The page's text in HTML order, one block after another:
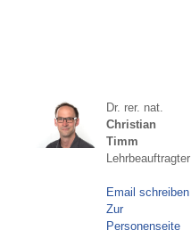
Dr. rer. nat.
Christian
Timm
Lehrbeauftragter
Email schreiben
Zur
Personenseite